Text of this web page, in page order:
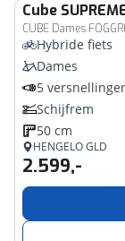
Cube
CUBE Dames
Hybride fiets
Dames
5
Schijfrem
50 cm
HENGELO GLD
2.599,-